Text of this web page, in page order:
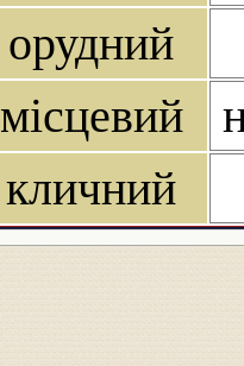
орудний
місцевий
кличний